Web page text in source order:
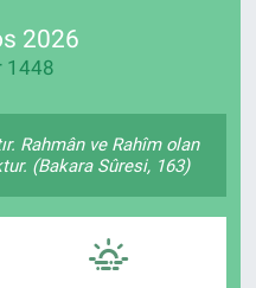
2026
1448
Rahmân ve Rahîm olan
(Bakara Sûresi, 163)